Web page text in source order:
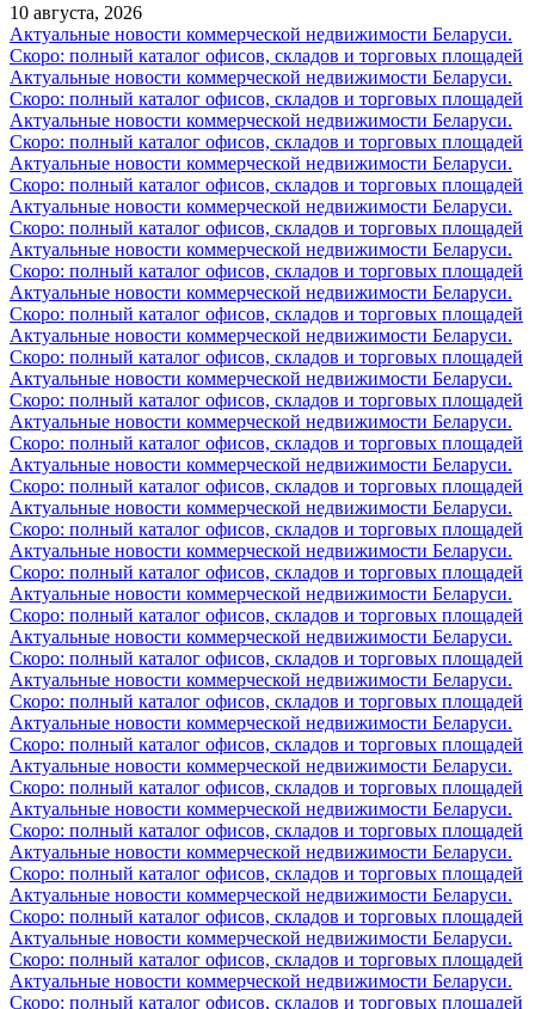
10 августа, 2026
Актуальные новости коммерческой недвижимости Беларуси.
Скоро: полный каталог офисов, складов и торговых площадей
Актуальные новости коммерческой недвижимости Беларуси.
Скоро: полный каталог офисов, складов и торговых площадей
Актуальные новости коммерческой недвижимости Беларуси.
Скоро: полный каталог офисов, складов и торговых площадей
Актуальные новости коммерческой недвижимости Беларуси.
Скоро: полный каталог офисов, складов и торговых площадей
Актуальные новости коммерческой недвижимости Беларуси.
Скоро: полный каталог офисов, складов и торговых площадей
Актуальные новости коммерческой недвижимости Беларуси.
Скоро: полный каталог офисов, складов и торговых площадей
Актуальные новости коммерческой недвижимости Беларуси.
Скоро: полный каталог офисов, складов и торговых площадей
Актуальные новости коммерческой недвижимости Беларуси.
Скоро: полный каталог офисов, складов и торговых площадей
Актуальные новости коммерческой недвижимости Беларуси.
Скоро: полный каталог офисов, складов и торговых площадей
Актуальные новости коммерческой недвижимости Беларуси.
Скоро: полный каталог офисов, складов и торговых площадей
Актуальные новости коммерческой недвижимости Беларуси.
Скоро: полный каталог офисов, складов и торговых площадей
Актуальные новости коммерческой недвижимости Беларуси.
Скоро: полный каталог офисов, складов и торговых площадей
Актуальные новости коммерческой недвижимости Беларуси.
Скоро: полный каталог офисов, складов и торговых площадей
Актуальные новости коммерческой недвижимости Беларуси.
Скоро: полный каталог офисов, складов и торговых площадей
Актуальные новости коммерческой недвижимости Беларуси.
Скоро: полный каталог офисов, складов и торговых площадей
Актуальные новости коммерческой недвижимости Беларуси.
Скоро: полный каталог офисов, складов и торговых площадей
Актуальные новости коммерческой недвижимости Беларуси.
Скоро: полный каталог офисов, складов и торговых площадей
Актуальные новости коммерческой недвижимости Беларуси.
Скоро: полный каталог офисов, складов и торговых площадей
Актуальные новости коммерческой недвижимости Беларуси.
Скоро: полный каталог офисов, складов и торговых площадей
Актуальные новости коммерческой недвижимости Беларуси.
Скоро: полный каталог офисов, складов и торговых площадей
Актуальные новости коммерческой недвижимости Беларуси.
Скоро: полный каталог офисов, складов и торговых площадей
Актуальные новости коммерческой недвижимости Беларуси.
Скоро: полный каталог офисов, складов и торговых площадей
Актуальные новости коммерческой недвижимости Беларуси.
Скоро: полный каталог офисов, складов и торговых площадей